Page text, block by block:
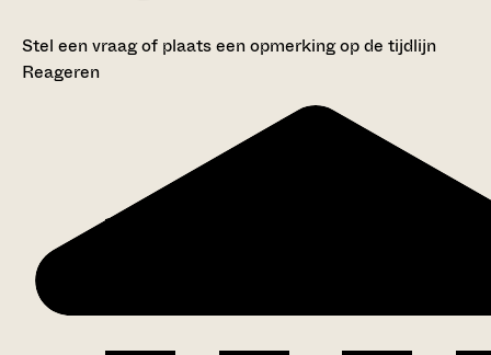
Stel een vraag of plaats een opmerking op de tijdlijn
Reageren